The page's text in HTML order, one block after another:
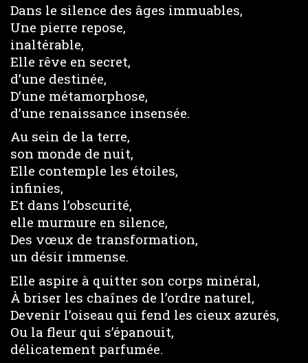
Dans le silence des âges immuables,
Une pierre repose,
inaltérable,
Elle rêve en secret,
d’une destinée,
D’une métamorphose,
d’une renaissance insensée.
Au sein de la terre,
son monde de nuit,
Elle contemple les étoiles,
infinies,
Et dans l’obscurité,
elle murmure en silence,
Des vœux de transformation,
un désir immense.
Elle aspire à quitter son corps minéral,
À briser les chaînes de l’ordre naturel,
Devenir l’oiseau qui fend les cieux azurés,
Ou la fleur qui s’épanouit,
délicatement parfumée.